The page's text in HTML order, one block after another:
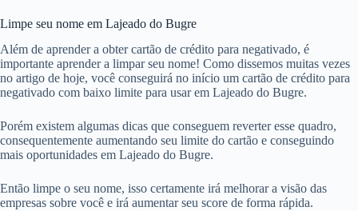
Limpe seu nome em Lajeado do Bugre
Além de aprender a obter cartão de crédito para negativado, é
importante aprender a limpar seu nome! Como dissemos muitas vezes
no artigo de hoje, você conseguirá no início um cartão de crédito para
negativado com baixo limite para usar em Lajeado do Bugre.
Porém existem algumas dicas que conseguem reverter esse quadro,
consequentemente aumentando seu limite do cartão e conseguindo
mais oportunidades em Lajeado do Bugre.
Então limpe o seu nome, isso certamente irá melhorar a visão das
empresas sobre você e irá aumentar seu score de forma rápida.